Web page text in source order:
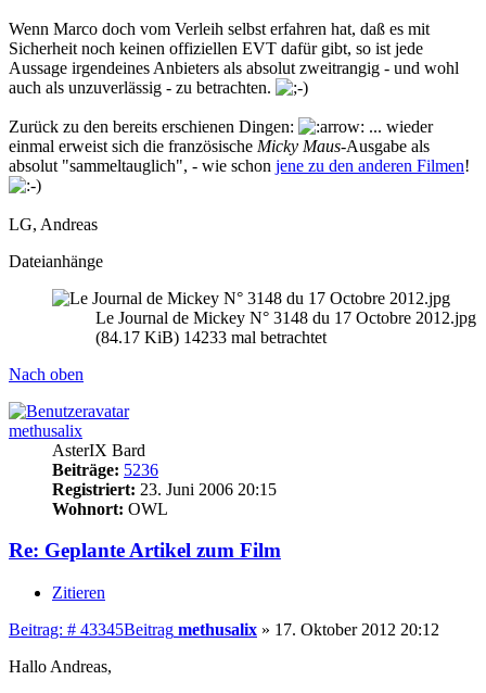
Wenn Marco doch vom Verleih selbst erfahren hat, daß es mit
Sicherheit noch keinen offiziellen EVT dafür gibt, so ist jede
Aussage irgendeines Anbieters als absolut zweitrangig - und wohl
auch als unzuverlässig - zu betrachten.
Zurück zu den bereits erschienen Dingen:
... wieder
einmal erweist sich die französische Micky Maus-Ausgabe als
absolut "sammeltauglich", - wie schon jene zu den anderen Filmen!
LG, Andreas
Dateianhänge
Le Journal de Mickey N° 3148 du 17 Octobre 2012.jpg
(84.17 KiB) 14233 mal betrachtet
Nach oben
methusalix
AsterIX Bard
Beiträge: 5236
Registriert: 23. Juni 2006 20:15
Wohnort: OWL
Re: Geplante Artikel zum Film
Zitieren
Beitrag: # 43345Beitrag methusalix » 17. Oktober 2012 20:12
Hallo Andreas,